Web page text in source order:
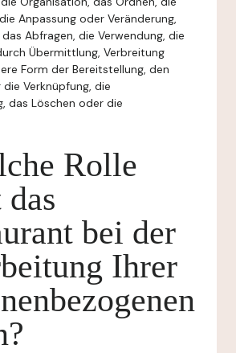
Anpassung oder Veränderung,
Abfragen, die Verwendung, die
Übermittlung, Verbreitung
Form der Bereitstellung, den
Verknüpfung, die
das Löschen oder die
Rolle
bei der
Ihrer